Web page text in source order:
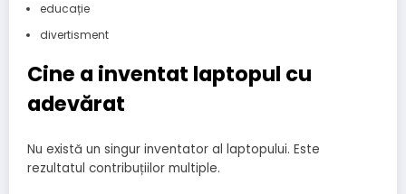
educație
divertisment
Cine a inventat laptopul cu
adevărat
Nu există un singur inventator al laptopului. Este
rezultatul contribuțiilor multiple.